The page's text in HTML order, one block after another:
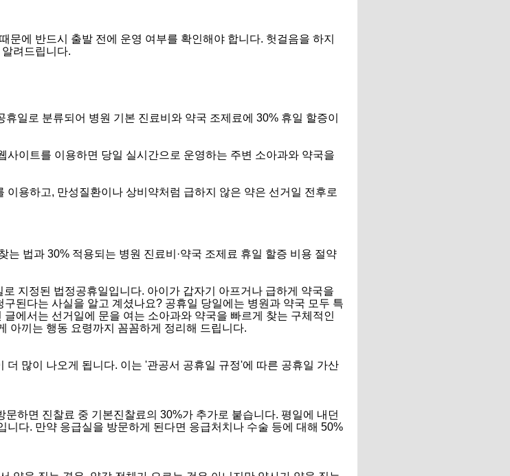
문에 반드시 출발 전에 운영 여부를 확인해야 합니다. 헛걸음을 하지
려드립니다.
일로 분류되어 병원 기본 진료비와 약국 조제료에 30% 휴일 할증이
사이트를 이용하면 당일 실시간으로 운영하는 주변 소아과와 약국을
용하고, 만성질환이나 상비약처럼 급하지 않은 약은 선거일 전후로
법과 30% 적용되는 병원 진료비·약국 조제료 휴일 할증 비용 절약
지정된 법정공휴일입니다. 아이가 갑자기 아프거나 급하게 약국을
된다는 사실을 알고 계셨나요? 공휴일 당일에는 병원과 약국 모두 특
에서는 선거일에 문을 여는 소아과와 약국을 빠르게 찾는 구체적인
아끼는 행동 요령까지 꼼꼼하게 정리해 드립니다.
많이 나오게 됩니다. 이는 '관공서 공휴일 규정'에 따른 공휴일 가산
하면 진찰료 중 기본진찰료의 30%가 추가로 붙습니다. 평일에 내던
다. 만약 응급실을 방문하게 된다면 응급처치나 수술 등에 대해 50%